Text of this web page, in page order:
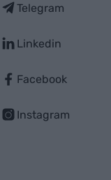
Telegram
Linkedin
Facebook
Instagram